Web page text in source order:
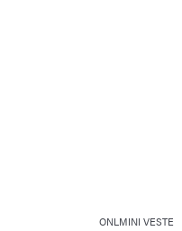
ONLMINI VESTE